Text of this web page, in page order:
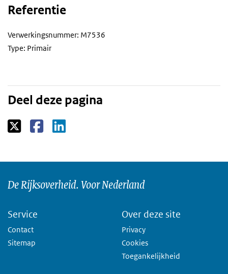
Referentie
Verwerkingsnummer: M7536
Type: Primair
Deel deze pagina
De Rijksoverheid. Voor Nederland
Service
Contact
Sitemap
Over deze site
Privacy
Cookies
Toegankelijkheid